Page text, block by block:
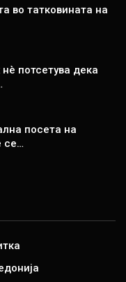
во татковината на
потсетува дека
посета на
се…